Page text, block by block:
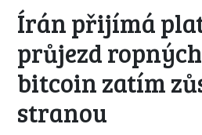
Írán přijímá
průjezd
bitcoin zatím
stranou